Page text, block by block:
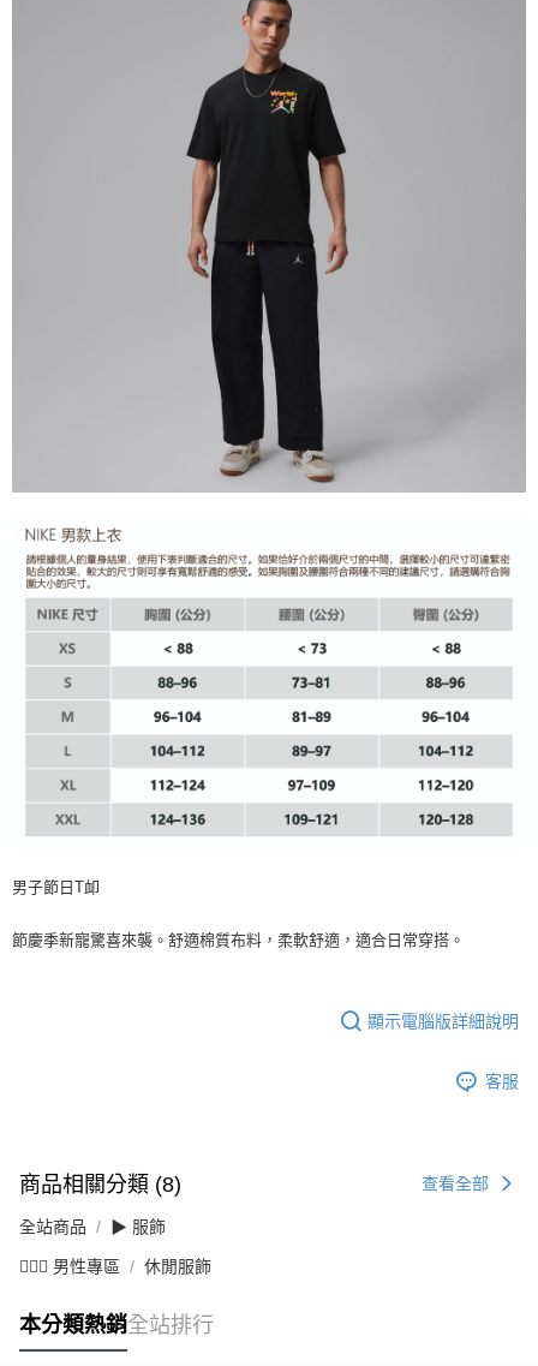
男子節日T卹
節慶季新寵驚喜來襲。舒適棉質布料，柔軟舒適，適合日常穿搭。
顯示電腦版詳細說明
客服
商品相關分類 (8) 查看全部
全站商品 ▶ 服飾
💁🏻‍♂️ 男性專區 休閒服飾
本分類熱銷全站排行